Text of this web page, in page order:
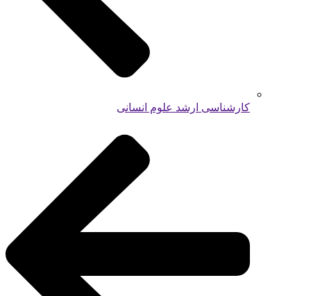
کارشناسی ارشد علوم انسانی